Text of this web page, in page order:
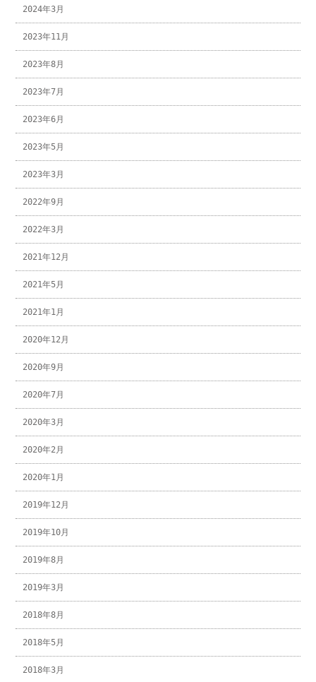
2024年3月
2023年11月
2023年8月
2023年7月
2023年6月
2023年5月
2023年3月
2022年9月
2022年3月
2021年12月
2021年5月
2021年1月
2020年12月
2020年9月
2020年7月
2020年3月
2020年2月
2020年1月
2019年12月
2019年10月
2019年8月
2019年3月
2018年8月
2018年5月
2018年3月